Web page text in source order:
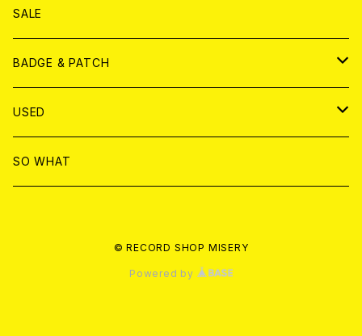
ANALOG
DVD
T-shirt & WEAR
CD
ANALOG
T-SHIRT & WEAR
DVD
SALE
BADGE & PATCH
BADGE
PATCH
USED
書籍
SO WHAT
© RECORD SHOP MISERY
Powered by